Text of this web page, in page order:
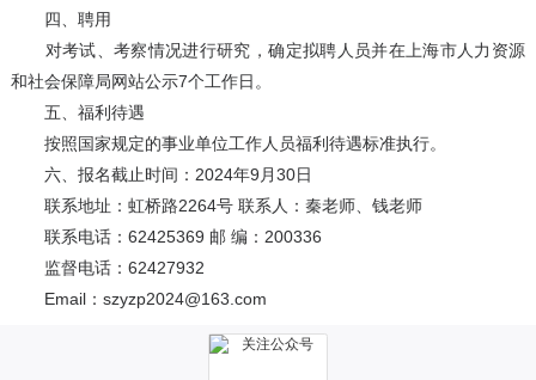
四、聘用
对考试、考察情况进行研究，确定拟聘人员并在上海市人力资源
和社会保障局网站公示7个工作日。
五、福利待遇
按照国家规定的事业单位工作人员福利待遇标准执行。
六、报名截止时间：2024年9月30日
联系地址：虹桥路2264号 联系人：秦老师、钱老师
联系电话：62425369 邮 编：200336
监督电话：62427932
Email：szyzp2024@163.com